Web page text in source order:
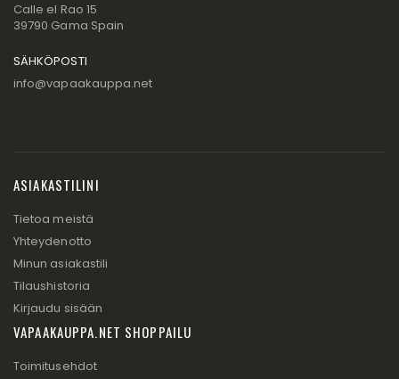
Calle el Rao 15
39790 Gama Spain
SÄHKÖPOSTI
info@vapaakauppa.net
ASIAKASTILINI
Tietoa meistä
Yhteydenotto
Minun asiakastili
Tilaushistoria
Kirjaudu sisään
VAPAAKAUPPA.NET SHOPPAILU
Toimitusehdot